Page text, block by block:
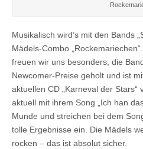
Musikalisch wird’s mit den Bands
Mädels-Combo
freuen wir uns besonders, die
Newcomer-Preise geholt und ist
aktuellen CD „Karneval der Stars“
aktuell mit ihrem Song „Ich han
Munde und streichen bei dem
tolle Ergebnisse ein. Die Mädels
rocken – das ist absolut sicher.